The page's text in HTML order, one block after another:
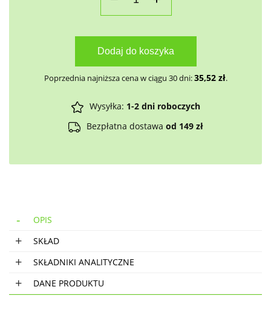
Dodaj do koszyka
Poprzednia najniższa cena w ciągu 30 dni:35,52 zł.
Wysyłka: 1-2 dni roboczych
Bezpłatna dostawa od 149 zł
OPIS
SKŁAD
SKŁADNIKI ANALITYCZNE
DANE PRODUKTU